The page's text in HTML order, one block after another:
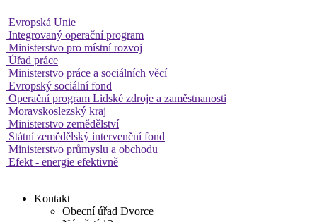
Evropská Unie
Integrovaný operační program
Ministerstvo pro místní rozvoj
Úřad práce
Ministerstvo práce a sociálních věcí
Evropský sociální fond
Operační program Lidské zdroje a zaměstnanosti
Moravskoslezský kraj
Ministerstvo zemědělství
Státní zemědělský intervenční fond
Ministerstvo průmyslu a obchodu
Efekt - energie efektivně
Kontakt
Obecní úřad Dvorce